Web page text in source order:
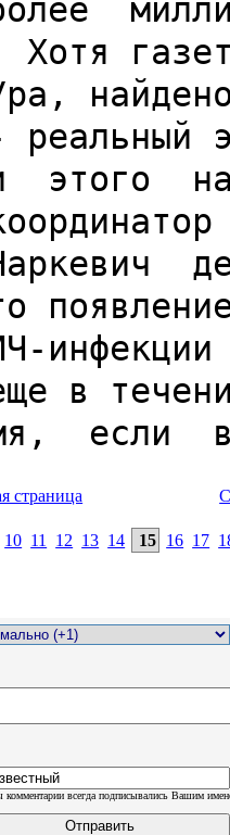
страница
10 11 12 13 14 15 16 17
комментарии всегда подписывались Вашим